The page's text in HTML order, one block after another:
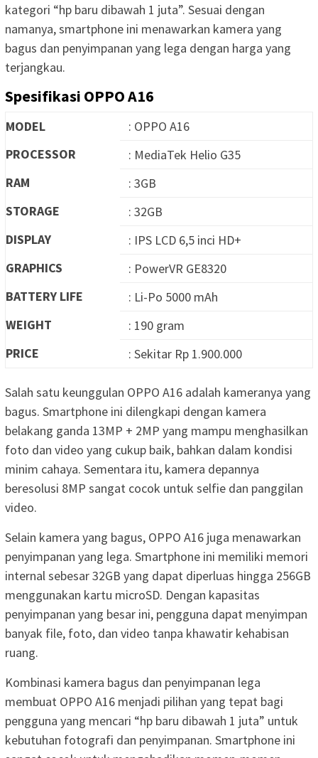
kategori “hp baru dibawah 1 juta”. Sesuai dengan
namanya, smartphone ini menawarkan kamera yang
bagus dan penyimpanan yang lega dengan harga yang
terjangkau.
Spesifikasi OPPO A16
MODEL
: OPPO A16
PROCESSOR
: MediaTek Helio G35
RAM
: 3GB
STORAGE
: 32GB
DISPLAY
: IPS LCD 6,5 inci HD+
GRAPHICS
: PowerVR GE8320
BATTERY LIFE
: Li-Po 5000 mAh
WEIGHT
: 190 gram
PRICE
: Sekitar Rp 1.900.000
Salah satu keunggulan OPPO A16 adalah kameranya yang
bagus. Smartphone ini dilengkapi dengan kamera
belakang ganda 13MP + 2MP yang mampu menghasilkan
foto dan video yang cukup baik, bahkan dalam kondisi
minim cahaya. Sementara itu, kamera depannya
beresolusi 8MP sangat cocok untuk selfie dan panggilan
video.
Selain kamera yang bagus, OPPO A16 juga menawarkan
penyimpanan yang lega. Smartphone ini memiliki memori
internal sebesar 32GB yang dapat diperluas hingga 256GB
menggunakan kartu microSD. Dengan kapasitas
penyimpanan yang besar ini, pengguna dapat menyimpan
banyak file, foto, dan video tanpa khawatir kehabisan
ruang.
Kombinasi kamera bagus dan penyimpanan lega
membuat OPPO A16 menjadi pilihan yang tepat bagi
pengguna yang mencari “hp baru dibawah 1 juta” untuk
kebutuhan fotografi dan penyimpanan. Smartphone ini